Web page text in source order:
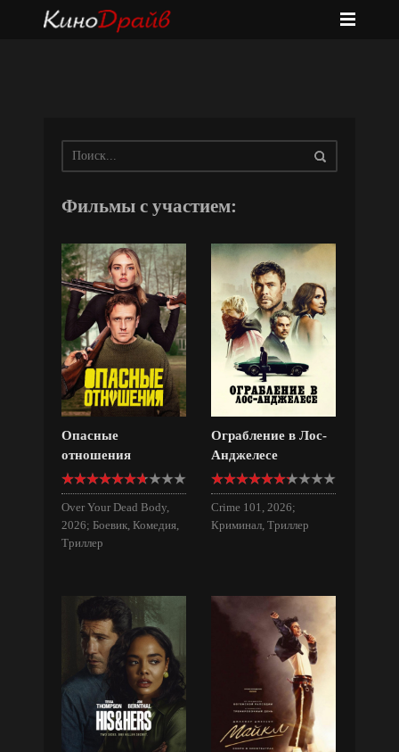
Фильмы с участием:
Опасные
отношения
Over Your Dead Body,
2026; Боевик, Комедия,
Триллер
Ограбление в Лос-
Анджелесе
Crime 101, 2026;
Криминал, Триллер